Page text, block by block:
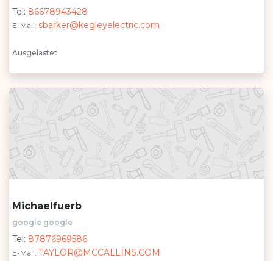
Tel: 86678943428
E-Mail: sbarker@kegleyelectric.com
Ausgelastet
Michaelfuerb
google google
Tel: 87876969586
E-Mail: TAYLOR@MCCALLINS.COM